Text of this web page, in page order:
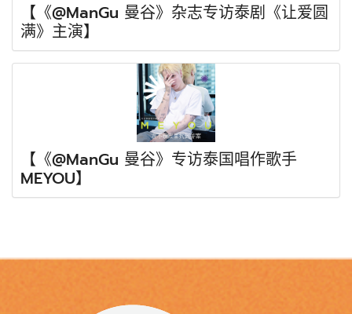
【《@ManGu 曼谷》杂志专访泰剧《让爱圆
满》主演】
【《@ManGu 曼谷》专访泰国唱作歌手
MEYOU】